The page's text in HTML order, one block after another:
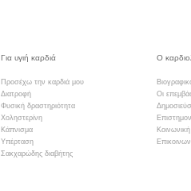
Για υγιή καρδιά
Προσέχω την καρδιά μου
Διατροφή
Φυσική δραστηριότητα
Χοληστερίνη
Κάπνισμα
Υπέρταση
Σακχαρώδης διαβήτης
Ο
Οι